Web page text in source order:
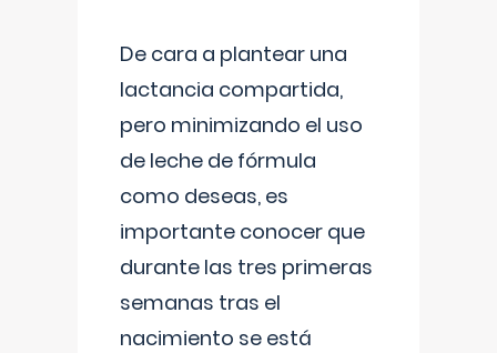
De cara a plantear una
lactancia compartida,
pero minimizando el uso
de leche de fórmula
como deseas, es
importante conocer que
durante las tres primeras
semanas tras el
nacimiento se está